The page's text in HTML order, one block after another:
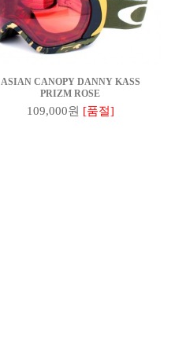
ASIAN CANOPY DANNY KASS
PRIZM ROSE
109,000원 [품절]